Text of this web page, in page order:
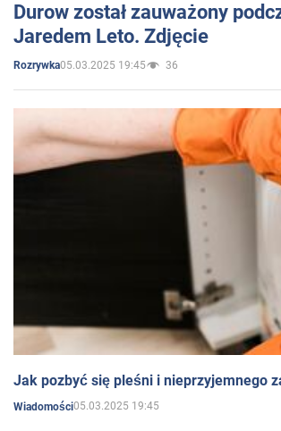
Durow został zauważony
Jaredem Leto. Zdjęcie
Rozrywka05.03.2025 19:45 36
Jak pozbyć się pleśni i nieprzyjemnego
Wiadomości05.03.2025 19:45